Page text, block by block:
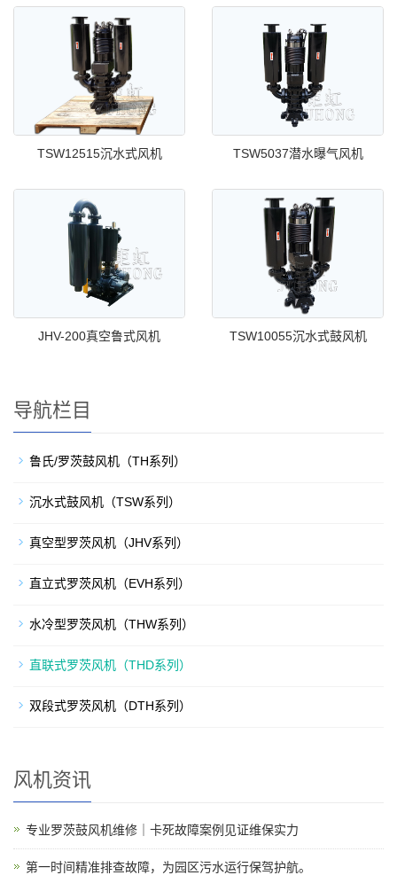
TSW12515沉水式风机 TSW5037潜水曝气风机
JHV-200真空鲁式风机 TSW10055沉水式鼓风机
导航栏目
鲁氏/罗茨鼓风机（TH系列）
沉水式鼓风机（TSW系列）
真空型罗茨风机（JHV系列）
直立式罗茨风机（EVH系列）
水冷型罗茨风机（THW系列）
直联式罗茨风机（THD系列）
双段式罗茨风机（DTH系列）
风机资讯
专业罗茨鼓风机维修｜卡死故障案例见证维保实力
第一时间精准排查故障，为园区污水运行保驾护航。